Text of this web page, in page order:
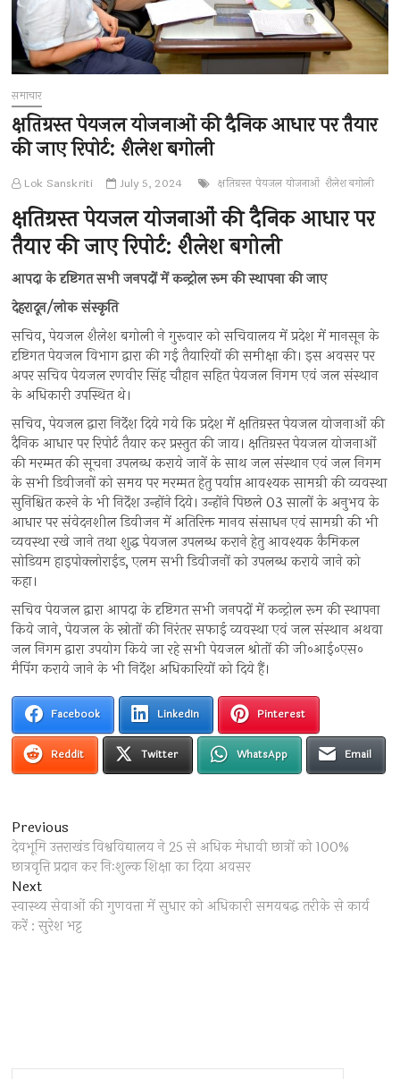
समाचार
क्षतिग्रस्त पेयजल योजनाओं की दैनिक आधार पर तैयार
की जाए रिपोर्ट: शैलेश बगोली
Lok Sanskriti July 5, 2024 क्षतिग्रस्त पेयजल योजनाओं शैलेश बगोली
क्षतिग्रस्त पेयजल योजनाओं की दैनिक आधार पर
तैयार की जाए रिपोर्ट: शैलेश बगोली
आपदा के दृष्टिगत सभी जनपदों में कन्ट्रोल रूम की स्थापना की जाए
देहरादून/लोक संस्कृति
सचिव, पेयजल शैलेश बगोली ने गुरूवार को सचिवालय में प्रदेश में मानसून के
दृष्टिगत पेयजल विभाग द्वारा की गई तैयारियों की समीक्षा की। इस अवसर पर
अपर सचिव पेयजल रणवीर सिंह चौहान सहित पेयजल निगम एवं जल संस्थान
के अधिकारी उपस्थित थे।
सचिव, पेयजल द्वारा निर्देश दिये गये कि प्रदेश में क्षतिग्रस्त पेयजल योजनाओं की
दैनिक आधार पर रिपोर्ट तैयार कर प्रस्तुत की जाय। क्षतिग्रस्त पेयजल योजनाओं
की मरम्मत की सूचना उपलब्ध कराये जानें के साथ जल संस्थान एवं जल निगम
के सभी डिवीजनों को समय पर मरम्मत हेतु पर्याप्त आवश्यक सामग्री की व्यवस्था
सुनिश्चित करने के भी निर्देश उन्होंने दिये। उन्होंने पिछले 03 सालों के अनुभव के
आधार पर संवेदनशील डिवीजन में अतिरिक्त मानव संसाधन एवं सामग्री की भी
व्यवस्था रखे जाने तथा शुद्ध पेयजल उपलब्ध कराने हेतु आवश्यक कैमिकल
सोडियम हाइपोक्लोराईड, एलम सभी डिवीजनों को उपलब्ध कराये जाने को
कहा।
सचिव पेयजल द्वारा आपदा के दृष्टिगत सभी जनपदों में कन्ट्रोल रूम की स्थापना
किये जाने, पेयजल के स्रोतों की निरंतर सफाई व्यवस्था एवं जल संस्थान अथवा
जल निगम द्वारा उपयोग किये जा रहे सभी पेयजल श्रोतों की जी०आई०एस०
मैपिंग कराये जाने के भी निर्देश अधिकारियों को दिये हैं।
Facebook LinkedIn Pinterest
Reddit Twitter WhatsApp Email
Post
navigation
Previous
post:
देवभूमि उत्तराखंड विश्वविद्यालय ने 25 से अधिक मेधावी छात्रों को 100%
छात्रवृत्ति प्रदान कर निःशुल्क शिक्षा का दिया अवसर
NextNext
post:
स्वास्थ्य सेवाओं की गुणवत्ता में सुधार को अधिकारी समयबद्ध तरीके से कार्य
करें : सुरेश भट्ट